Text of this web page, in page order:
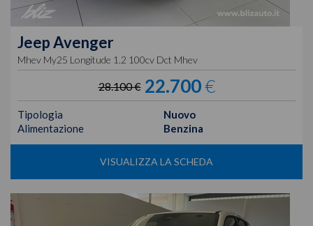
JeepAvenger
Mhev My25 Longitude 1.2 100cv Dct Mhev
28.100 € 22.700€
Tipologia
Nuovo
Alimentazione
Benzina
VISUALIZZA LA SCHEDA